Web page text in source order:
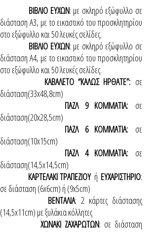
ΒΙΒΛΙΟ ΕΥΧΩΝ: με σκληρό εξώφυλλο σε
διάσταση Α3, με το εικαστικό του προσκλητηρίου
στο εξώφυλλο και 50 λευκές σελίδες.
ΒΙΒΛΙΟ ΕΥΧΩΝ: με σκληρό εξώφυλλο σε
διάσταση Α4, με το εικαστικό του προσκλητηρίου
στο εξώφυλλο και 50 λευκές σελίδες.
ΚΑΒΑΛΕΤΟ “ΚΑΛΩΣ ΗΡΘΑΤΕ”: σε
διάσταση(33x48,8cm)
ΠΑΖΛ 9 ΚΟΜΜΑΤΙΑ: σε
διάσταση(20x28,5cm)
ΠΑΖΛ 6 ΚΟΜΜΑΤΙΑ: σε
διάσταση(10x15cm)
ΠΑΖΛ 4 ΚΟΜΜΑΤΙΑ: σε
διάσταση(14,5x14,5cm)
ΚΑΡΤΕΛΑΚΙ ΤΡΑΠΕΖΙΟΥ ή ΕΥΧΑΡΙΣΤΗΡΙΟ:
σε διάσταση (6x6cm) ή (9x5cm)
ΒΕΝΤΑΛΙΑ: 2 κάρτες διάστασης
(14,5x11cm) με ξυλάκια κόλλητες
ΧΩΝΑΚΙ ΖΑΧΑΡΩΤΩΝ: σε διάσταση